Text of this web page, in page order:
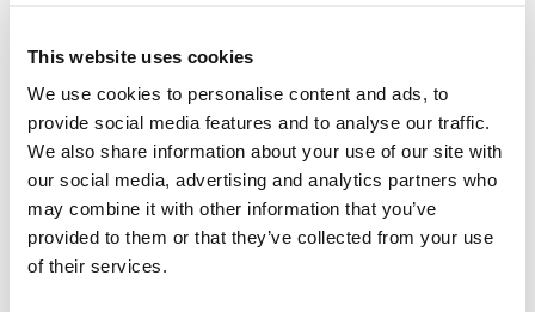
This website uses cookies
We use cookies to personalise content and ads, to
provide social media features and to analyse our traffic.
We also share information about your use of our site with
our social media, advertising and analytics partners who
may combine it with other information that you’ve
provided to them or that they’ve collected from your use
of their services.
Este es el tercer mes consecutivo en que los Estados Unidos de
América ocupan el primer lugar de la estadística de reacciones del
antivirus de correo. La cantidad de reacciones de Kaspersky Mail
Antivirus en el territorio de EE.UU. ha crecido en un 1,7% en
comparación con febrero y alcanzado el 14,7%.
De forma sorpresiva, Australia ha ocupado el segundo lugar de
reacciones del antivirus de correo, y su participación ha crecido en